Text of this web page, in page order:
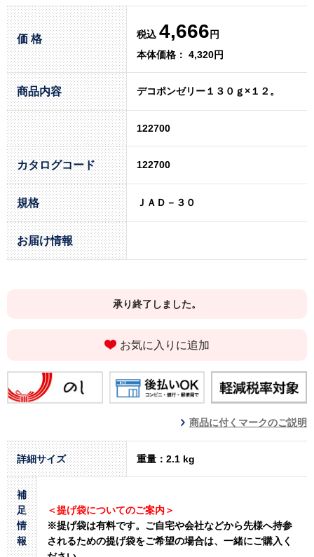
価 格 税込 4,666 円
本体価格： 4,320円
商品内容 デコポンゼリー１３０ｇ×１２。
122700
カタログコード 122700
規格 ＪＡＤ－３０
お届け情報
承り終了しました。
お気に入りに追加
商品に付くマークのご説明
詳細サイズ 重量：2.1 kg
補
足
情
報
＜提げ袋についてのご案内＞
※提げ袋は有料です。 ご自宅や会社などから先様へ持参
されるための提げ袋をご希望の場合は、一緒にご購入く